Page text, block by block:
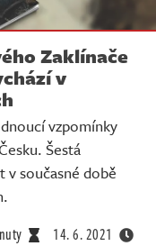
Zaklínače
v
vzpomínky
Šestá
v současné době
14. 6. 2021